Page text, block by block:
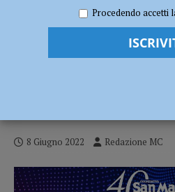
Piacenza il 9 giugno con Laura
Italiano Sostegno Donne Afghane
Incontro a Piacenza il 9
8 Giugno 2022 Redazione MC
Procedendo accetti